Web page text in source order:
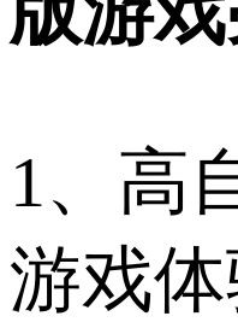
1、高
游戏